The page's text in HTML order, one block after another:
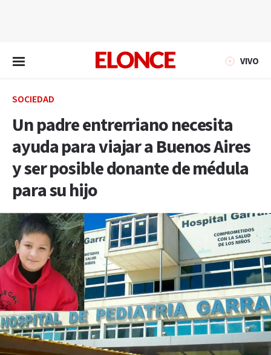
VIVO
SOCIEDAD
Un padre entrerriano necesita
ayuda para viajar a Buenos Aires
y ser posible donante de médula
para su hijo